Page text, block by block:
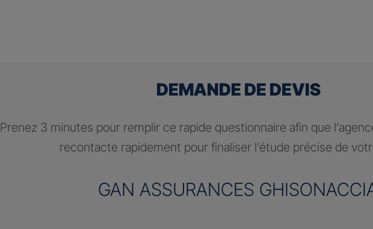
DEMANDE DE DEVIS
Prenez 3 minutes pour remplir ce rapide questionnaire afin que
recontacte rapidement pour finaliser l’étude précise de
GAN ASSURANCES